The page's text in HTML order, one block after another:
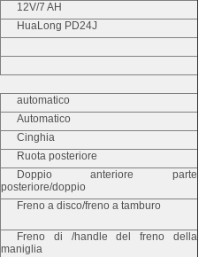
12V/7 AH
HuaLong PD24J
automatico
Automatico
Cinghia
Ruota posteriore
Doppio anteriore parte
posteriore/doppio
Freno a disco/freno a tamburo
Freno di /handle del freno della
maniglia